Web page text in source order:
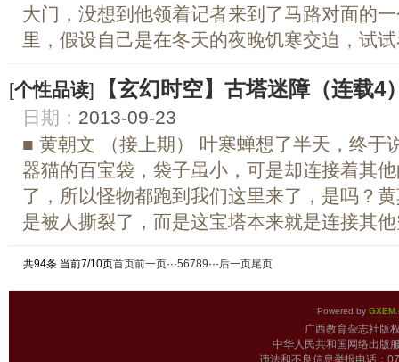
大门，没想到他领着记者来到了马路对面的
里，假设自己是在冬天的夜晚饥寒交迫，试
[个性品读] 【玄幻时空】古塔迷障（连载4
日期： 2013-09-23
■ 黄朝文 （接上期） 叶寒蝉想了半天，终于
器猫的百宝袋，袋子虽小，可是却连接着其
了，所以怪物都跑到我们这里来了，是吗？
是被人撕裂了，而是这宝塔本来就是连接其
共94条 当前7/10页首页前一页···56789···后一页尾页
Powered by
广西教育杂志
中华人民共和国网络出版
违法和不良信息举报电话：